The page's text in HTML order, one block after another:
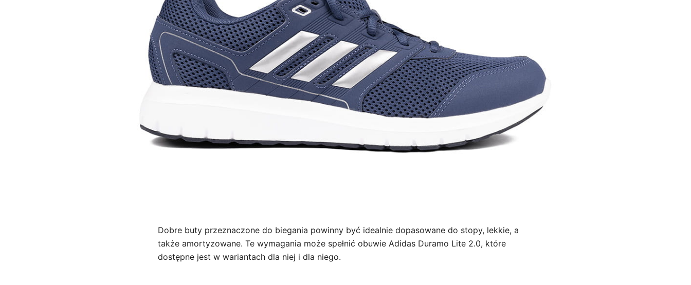
Dobre buty przeznaczone do biegania powinny być idealnie dopasowane do stopy, lekkie, a
także amortyzowane. Te wymagania może spełnić obuwie Adidas Duramo Lite 2.0, które
dostępne jest w wariantach dla niej i dla niego.